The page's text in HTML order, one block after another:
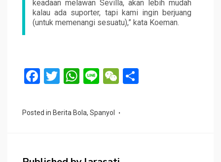
keadaan melawan Sevilla, akan lebih mudah
kalau ada suporter, tapi kami ingin berjuang
(untuk memenangi sesuatu),” kata Koeman.
F
ce
o
T
tt
W
at
p
Li
e
W
C
Posted in Berita Bola, Spanyol